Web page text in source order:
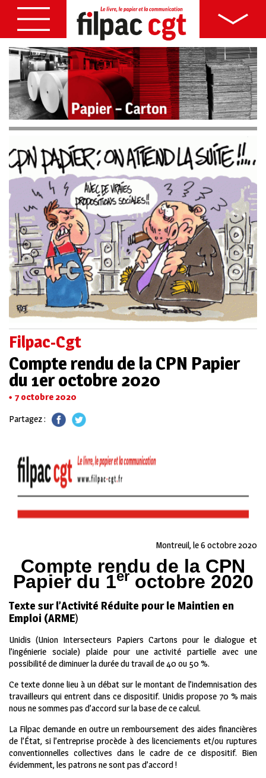
Filpac-Cgt
Compte rendu de la CPN Papier
du 1er octobre 2020
7 octobre 2020
Partagez :
Montreuil, le 6 octobre 2020
Compte rendu de la CPN
Papier du 1eroctobre 2020
Texte sur l’Activité Réduite pour le Maintien en
Emploi (ARME)
Unidis (Union Intersecteurs Papiers Cartons pour le dialogue et
l’ingénierie sociale) plaide pour une activité partielle avec une
possibilité de diminuer la durée du travail de 40 ou 50 %.
Ce texte donne lieu à un débat sur le montant de l’indemnisation des
travailleurs qui entrent dans ce dispositif. Unidis propose 70 % mais
nous ne sommes pas d’accord sur la base de ce calcul.
La Filpac demande en outre un remboursement des aides financières
de l’État, si l’entreprise procède à des licenciements et/ou ruptures
conventionnelles collectives dans le cadre de ce dispositif. Bien
évidemment, les patrons ne sont pas d’accord !